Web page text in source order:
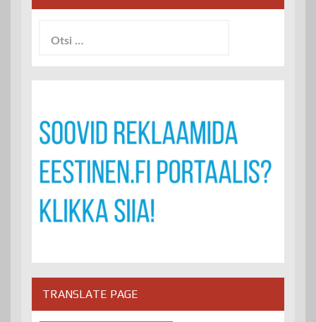
TRANSLATE PAGE